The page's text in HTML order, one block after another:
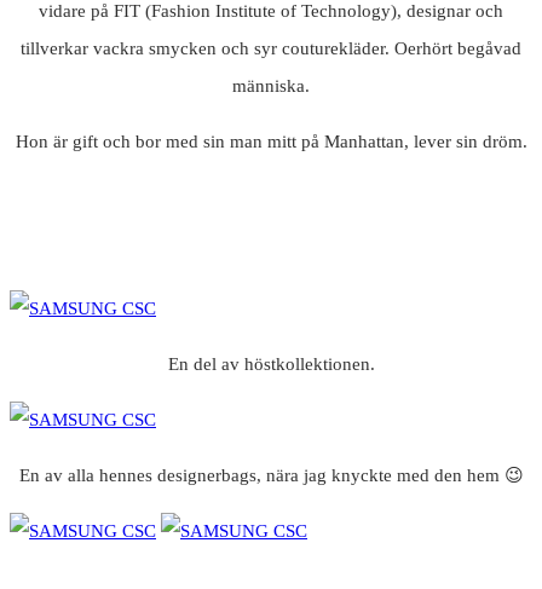
vidare på FIT (Fashion Institute of Technology), designar och
tillverkar vackra smycken och syr couturekläder. Oerhört begåvad
människa.
Hon är gift och bor med sin man mitt på Manhattan, lever sin dröm.
En del av höstkollektionen.
En av alla hennes designerbags, nära jag knyckte med den hem 😉